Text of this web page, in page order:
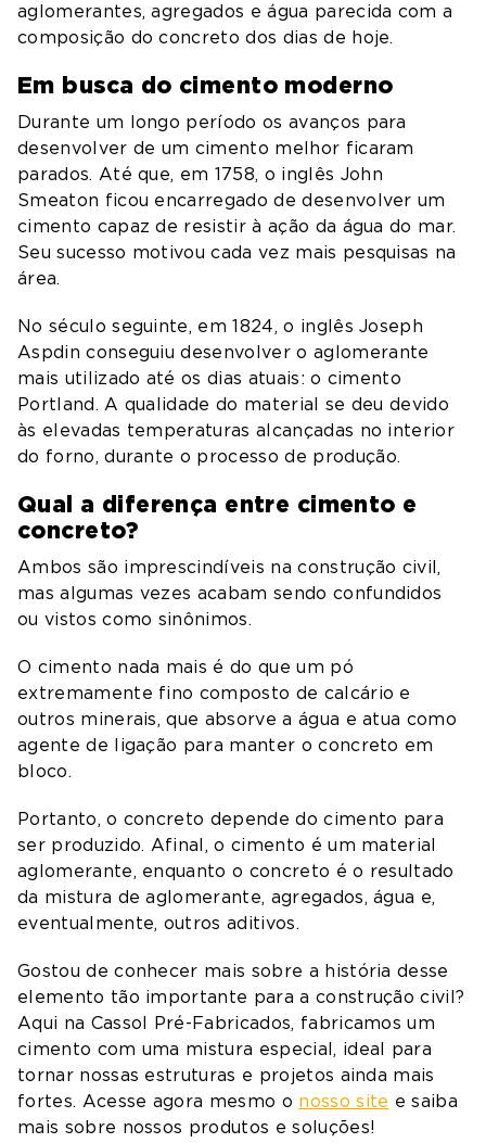
aglomerantes, agregados e água parecida com a
composição do concreto dos dias de hoje.
Em busca do cimento moderno
Durante um longo período os avanços para
desenvolver de um cimento melhor ficaram
parados. Até que, em 1758, o inglês John
Smeaton ficou encarregado de desenvolver um
cimento capaz de resistir à ação da água do mar.
Seu sucesso motivoucada vez mais pesquisas na
área.
No século seguinte, em 1824, o inglês Joseph
Aspdinconseguiu desenvolvero aglomerante
mais utilizado até os dias atuais: o cimento
Portland. A qualidade do material se deudevido
às elevadas temperaturasalcançadas no interior
do forno, durante o processo de produção.
Qual a diferença entre cimento e
concreto?
Ambos são imprescindíveis na construção civil,
mas algumas vezes acabam sendo confundidos
ou vistos como sinônimos.
O cimento nada mais é do que um pó
extremamente fino composto de calcário e
outros minerais, que absorve a água e atua como
agente de ligação para manter o concreto em
bloco.
Portanto, o concreto depende do cimento para
ser produzido. Afinal, o cimento é um material
aglomerante, enquanto o concreto é o resultado
da mistura de aglomerante, agregados, água e,
eventualmente, outros aditivos.
Gostou de conhecer mais sobre a história desse
elemento tão importante para a construção civil?
Aqui na Cassol Pré-Fabricados, fabricamos um
cimento com uma mistura especial, ideal para
tornar nossas estruturas e projetos ainda mais
fortes. Acesse agora mesmo o nosso site e saiba
mais sobre nossos produtos e soluções!